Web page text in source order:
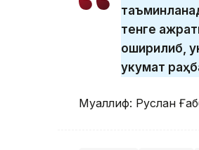
тенге
оширилиб,
Ҳукумат
Муаллиф: Руслан